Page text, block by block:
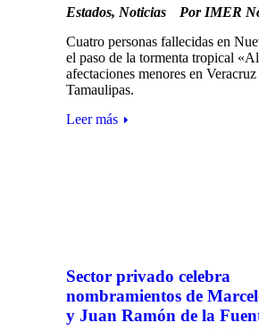
Estados, Noticias Por IMER
Cuatro personas fallecidas en
el paso de la tormenta tropical
afectaciones menores en
Tamaulipas.
Leer más
Sector privado celebra
nombramientos de
y Juan Ramón de la